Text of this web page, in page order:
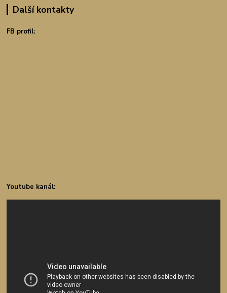
Další kontakty
FB profil:
Youtube kanál: